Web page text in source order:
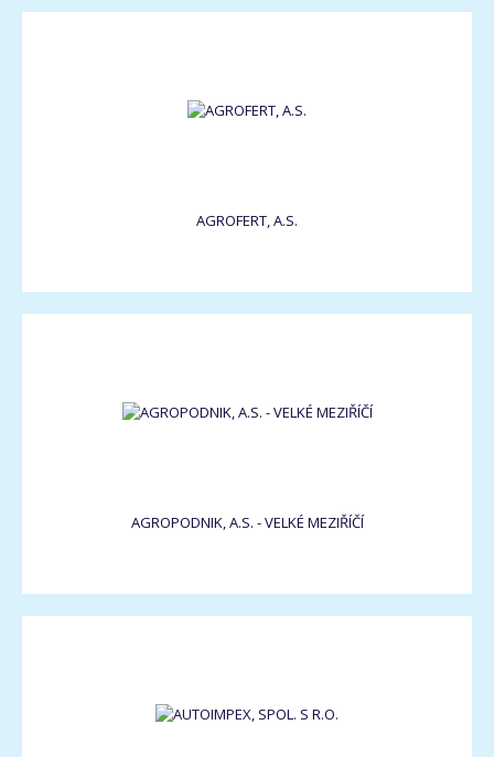
AGROFERT, A.S.
AGROPODNIK, A.S. - VELKÉ MEZIŘÍČÍ